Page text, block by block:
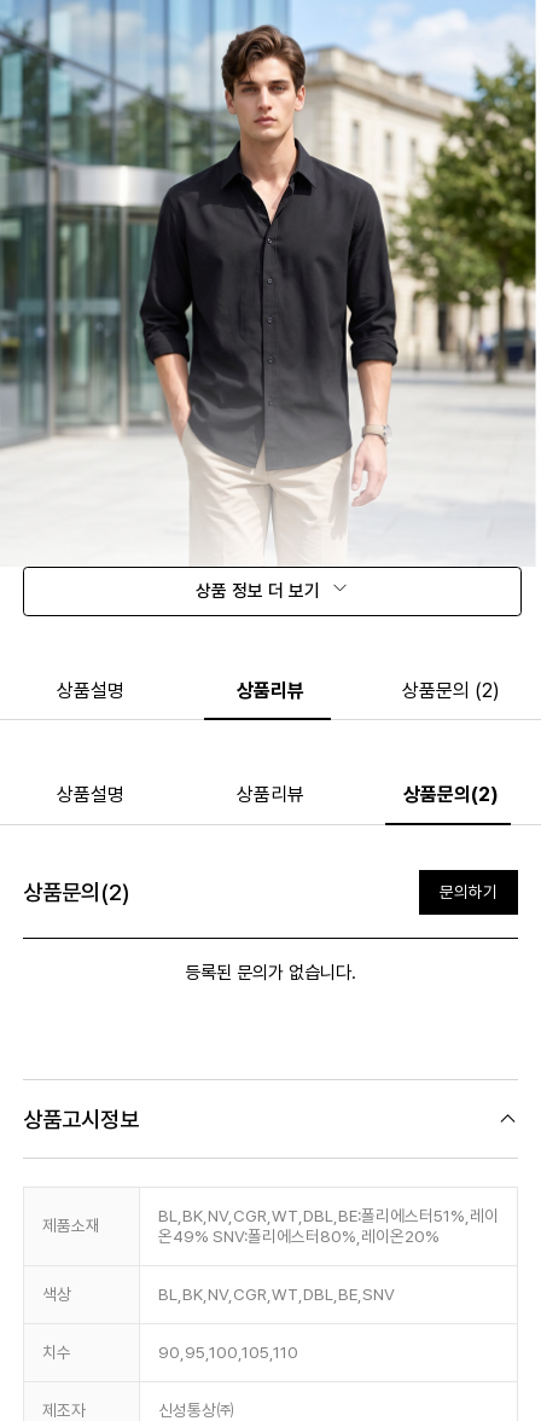
상품 정보 더 보기
상품설명 상품리뷰 상품문의 (2)
상품설명 상품리뷰 상품문의(2)
상품문의(2) 문의하기
등록된 문의가 없습니다.
상품고시정보
제품소재
BL,BK,NV,CGR,WT,DBL,BE:폴리에스터51%,레이
온49% SNV:폴리에스터80%,레이온20%
색상 BL,BK,NV,CGR,WT,DBL,BE,SNV
치수 90,95,100,105,110
제조자 신성통상㈜